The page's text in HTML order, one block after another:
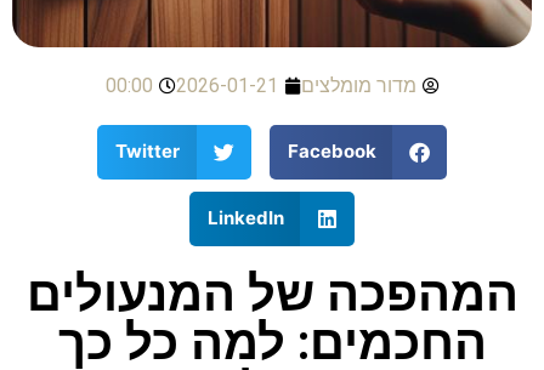
מדור מומלצים 2026-01-21
00:00
Facebook
Twitter
LinkedIn
המהפכה של המנעולים
החכמים: למה כל כך